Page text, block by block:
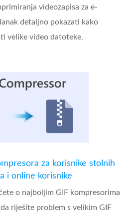
videozapisa za e-
detaljno pokazati kako
velike video datoteke.
za korisnike stolnih
i online korisnike
o najboljim GIF kompresorima
riješite problem s velikim GIF